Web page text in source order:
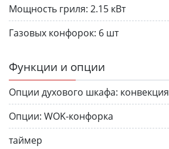
Мощность гриля: 2.15 кВт
Газовых конфорок: 6 шт
Функции и опции
Опции духового шкафа: конвекция
Опции: WOK-конфорка
таймер